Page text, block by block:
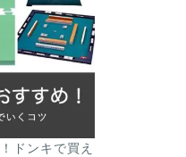
ドンキで買え